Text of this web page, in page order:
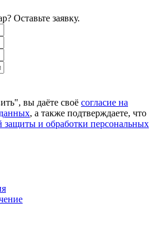
Оставьте заявку.
вы даёте своё согласие на
, а также подтверждаете, что
защиты и обработки персональных